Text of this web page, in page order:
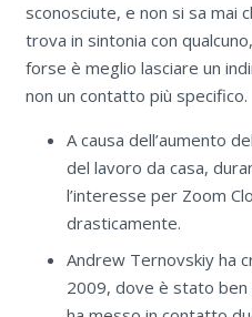
sconosciute, e non si sa mai
trova in sintonia con
forse è meglio lasciare un
non un contatto più specifico.
A causa dell’aumento
del lavoro da casa,
l’interesse per Zoom
drasticamente.
Andrew Ternovskiy ha
2009, dove è stato ben